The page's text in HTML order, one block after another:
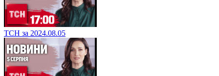
ТСН за 2024.08.05